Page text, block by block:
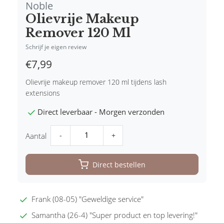
Noble
Olievrije Makeup
Remover 120 Ml
Schrijf je eigen review
€7,99
Olievrije makeup remover 120 ml tijdens lash
extensions
Direct leverbaar - Morgen verzonden
Aantal - +
Direct bestellen
Frank (08-05) "Geweldige service"
Samantha (26-4) "Super product en top levering!"